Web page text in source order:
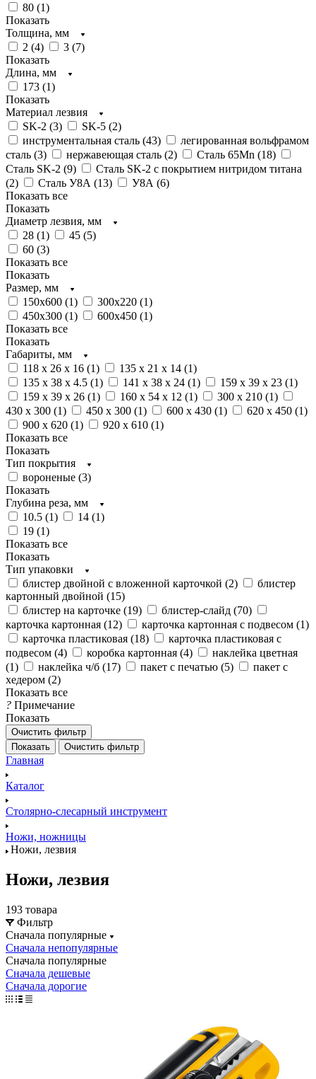
80 (1)
Показать
Толщина, мм
2 (4) 3 (7)
Показать
Длина, мм
173 (1)
Показать
Материал лезвия
SK-2 (3) SK-5 (2)
инструментальная сталь (43)
легированная вольфрамом
сталь (3) нержавеющая сталь (2) Сталь 65Mn (18)
Сталь SK-2 (9)
Сталь SK-2 с покрытием нитридом титана
(2) Сталь У8А (13) У8А (6)
Показать все
Показать
Диаметр лезвия, мм
28 (1) 45 (5)
60 (3)
Показать все
Показать
Размер, мм
150х600 (1) 300х220 (1)
450х300 (1) 600х450 (1)
Показать все
Показать
Габариты, мм
118 х 26 х 16 (1) 135 x 21 x 14 (1)
135 x 38 x 4.5 (1) 141 х 38 х 24 (1) 159 x 39 x 23 (1)
159 x 39 x 26 (1) 160 x 54 x 12 (1) 300 x 210 (1)
430 x 300 (1) 450 x 300 (1) 600 x 430 (1) 620 x 450 (1)
900 x 620 (1) 920 x 610 (1)
Показать все
Показать
Тип покрытия
вороненые (3)
Показать
Глубина реза, мм
10.5 (1) 14 (1)
19 (1)
Показать все
Показать
Тип упаковки
блистер двойной с вложенной карточкой (2)
блистер
картонный двойной (15)
блистер на карточке (19) блистер-слайд (70)
карточка картонная (12) карточка картонная с подвесом (1)
карточка пластиковая (18)
карточка пластиковая с
подвесом (4) коробка картонная (4)
наклейка цветная
(1) наклейка ч/б (17) пакет с печатью (5)
пакет с
хедером (2)
Показать все
? Примечание
Показать
Очистить фильтр
Показать
Очистить фильтр
Главная
Каталог
Столярно-слесарный инструмент
Ножи, ножницы
Ножи, лезвия
Ножи, лезвия
193 товара
Фильтр
Сначала популярные
Сначала непопулярные
Сначала популярные
Сначала дешевые
Сначала дорогие